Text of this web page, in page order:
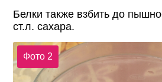
Белки также взбить до
ст.л. сахара.
Фото 2